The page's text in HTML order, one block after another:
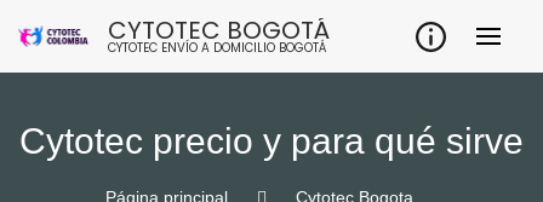
CYTOTEC BOGOTÁ
CYTOTEC ENVÍO A DOMICILIO BOGOTÁ
Cytotec precio y para qué sirve
Página principal
Cytotec Bogota